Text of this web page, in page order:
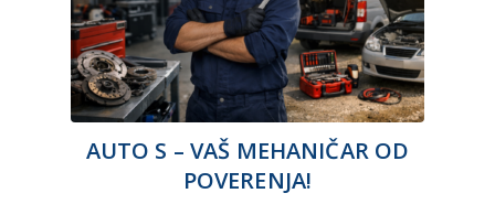
AUTO S – VAŠ MEHANIČAR OD
POVERENJA!